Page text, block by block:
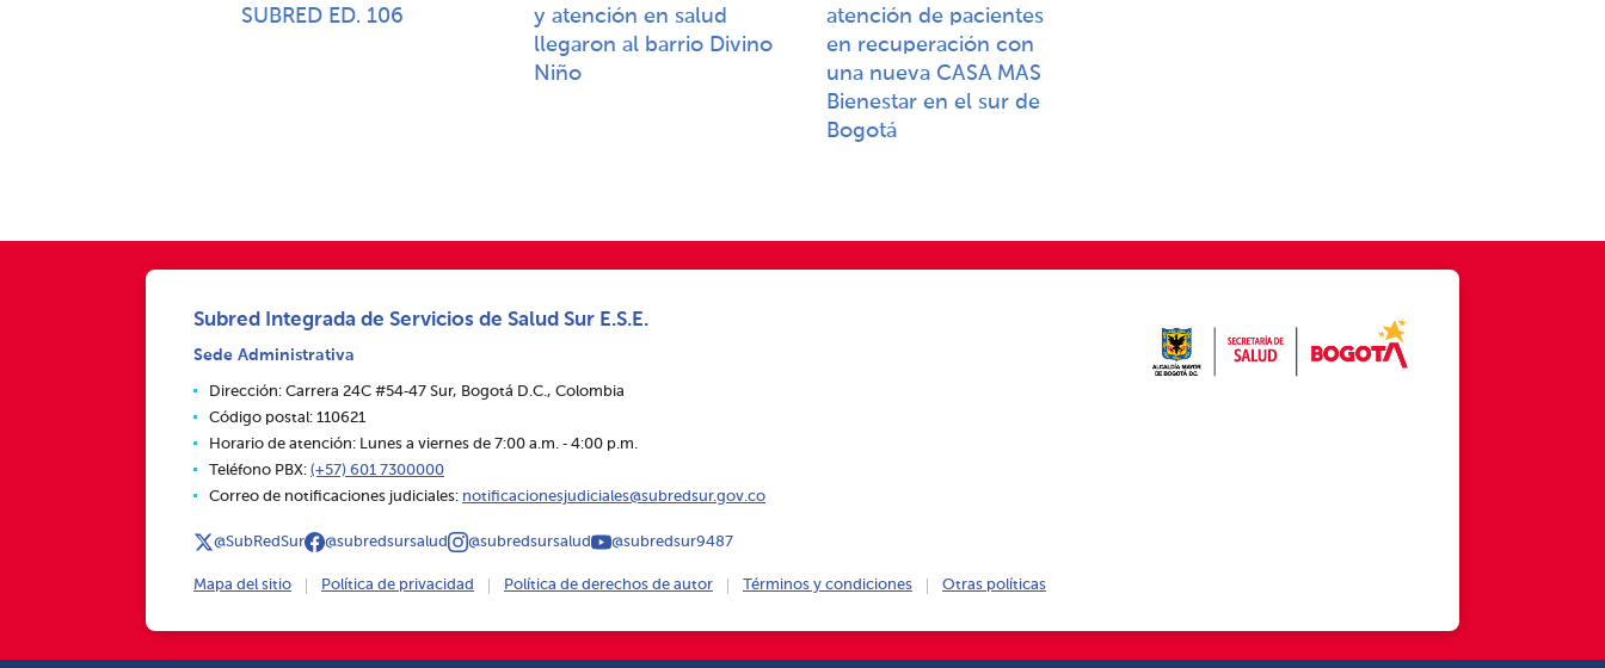
SUBRED ED. 106
y atención en salud
llegaron al barrio Divino
Niño
atención de pacientes
en recuperación con
una nueva CASA MAS
Bienestar en el sur de
Bogotá
Subred Integrada de Servicios de Salud Sur E.S.E.
Sede Administrativa
Dirección: Carrera 24C #54‑47 Sur, Bogotá D.C., Colombia
Código postal: 110621
Horario de atención: Lunes a viernes de 7:00 a.m. ‑ 4:00 p.m.
Teléfono PBX: (+57) 601 7300000
Correo de notificaciones judiciales: notificacionesjudiciales@subredsur.gov.co
@SubRedSur @subredsursalud @subredsursalud @subredsur9487
Mapa del sitio Política de privacidad Política de derechos de autor Términos y condiciones Otras políticas